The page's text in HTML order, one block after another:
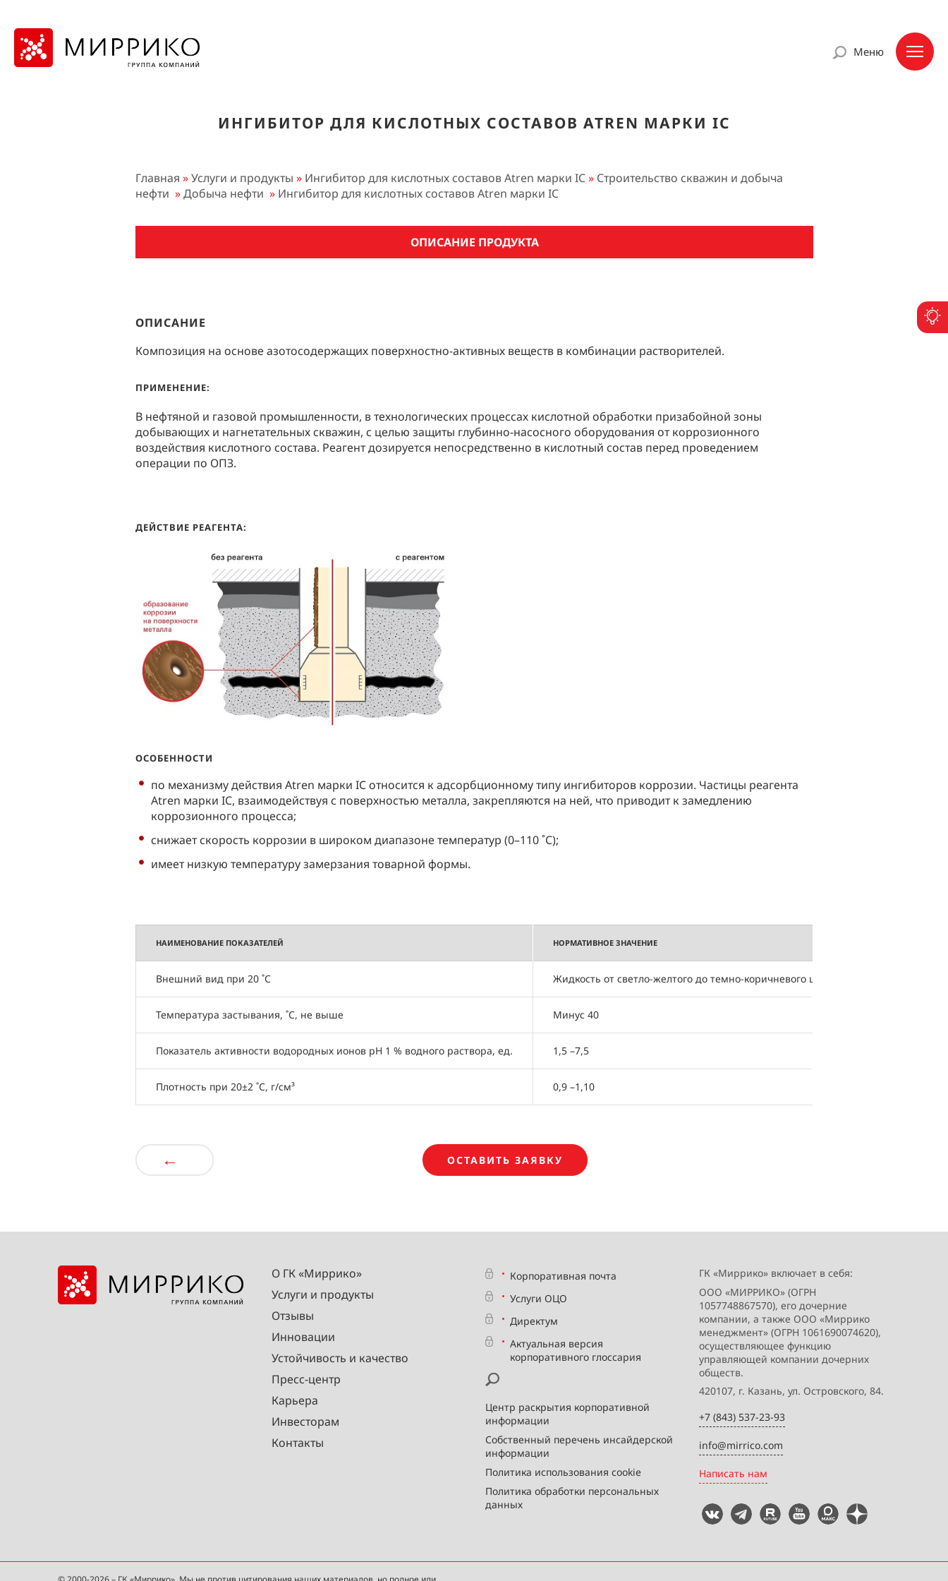
Меню
ИНГИБИТОР ДЛЯ КИСЛОТНЫХ СОСТАВОВ ATREN МАРКИ IC
Главная »Услуги и продукты » Ингибитор для кислотных составов Atren марки IC» Строительство скважин и добыча
нефти »Добыча нефти » Ингибитор для кислотных составов Atren марки IC
ОПИСАНИЕ ПРОДУКТА
ОПИСАНИЕ
Композиция на основе азотосодержащих поверхностно-активных веществ в комбинации растворителей.
ПРИМЕНЕНИЕ:
В нефтяной и газовой промышленности, в технологических процессах кислотной обработки призабойной зоны
добывающих и нагнетательных скважин, с целью защиты глубинно-насосного оборудования от коррозионного
воздействия кислотного состава. Реагент дозируется непосредственно в кислотный состав перед проведением
операции по ОПЗ.
ДЕЙСТВИЕ РЕАГЕНТА:
ОСОБЕННОСТИ
по механизму действия Atren марки IC относится к адсорбционному типу ингибиторов коррозии. Частицы реагента
Atren марки IC, взаимодействуя с поверхностью металла, закрепляются на ней, что приводит к замедлению
коррозионного процесса;
снижает скорость коррозии в широком диапазоне температур (0–110 ˚C);
имеет низкую температуру замерзания товарной формы.
НАИМЕНОВАНИЕ ПОКАЗАТЕЛЕЙ НОРМАТИВНОЕ ЗНАЧЕНИЕ
Внешний вид при 20 ˚C Жидкость от светло-желтого до темно-коричневого цвета, возможна
Температура застывания, ˚C, не выше Минус 40
Показатель активности водородных ионов рН 1 % водного раствора, ед. 1,5 –7,5
Плотность при 20±2 ˚C, г/см³ 0,9 –1,10
← ОСТАВИТЬ ЗАЯВКУ
О ГК «Миррико»
Услуги и продукты
Отзывы
Инновации
Устойчивость и качество
Пресс-центр
Карьера
Инвесторам
Контакты
Корпоративная почта
Услуги ОЦО
Директум
Актуальная версия
корпоративного глоссария
Центр раскрытия корпоративной
информации
Собственный перечень инсайдерской
информации
Политика использования cookie
Политика обработки персональных
данных
ГК «Миррико» включает в себя:
ООО «МИРРИКО» (ОГРН
1057748867570), его дочерние
компании, а также ООО «Миррико
менеджмент» (ОГРН 1061690074620),
осуществляющее функцию
управляющей компании дочерних
обществ.
420107, г. Казань, ул. Островского, 84.
+7 (843) 537-23-93
info@mirrico.com
Написать нам